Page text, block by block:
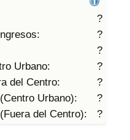
?
?
?
Urbano:
?
del Centro:
?
Urbano):
?
del Centro):
?